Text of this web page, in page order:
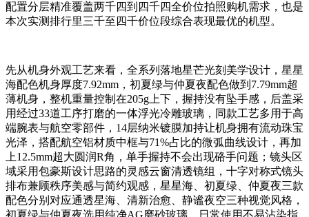
配置分层精准覆盖两千四到四千四全价位拍照购机需求，也是
本次实测排行里三千至四千价位段综合表现最优的机型。
先从机身外观工艺来看，全系列落地星芒光刻美学设计，星星
海配色机身厚度7.92mm，初夏绿与仲夏夜配色做到7.79mm超
薄机身，整机重量控制在205g上下，握持没有坠手感，后盖采
用经过33道工序打磨的一体浮光冷雕玻璃，同款工艺多用于高
端腕表与航空零部件，14层纳米镀膜加持让机身拥有流动珠宝
光泽，搭配航空铝材质中框与71%占比的微弧曲线设计，再加
上12.5mm超大圆润R角，单手握持不会出现硌手问题；镜头区
域采用包豪斯设计思路的灵感云窗清透镜组，十字对称式镜头
排布兼顾秩序美感与简约观感，星星海、初夏绿、仲夏夜三款
配色分别对应通透星海、清新治愈、静谧夜空三种视觉风格，